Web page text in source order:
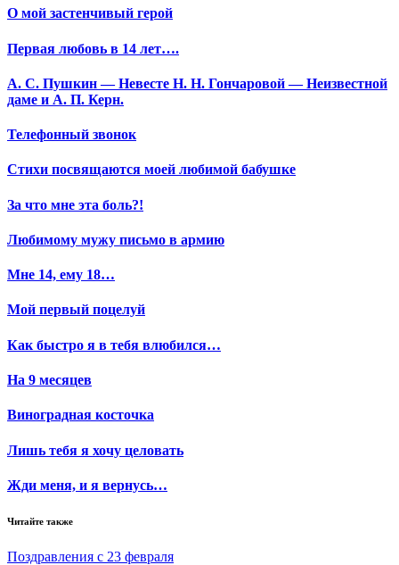
О мой застенчивый герой
Первая любовь в 14 лет….
А. С. Пушкин — Невесте Н. Н. Гончаровой — Неизвестной
даме и А. П. Керн.
Телефонный звонок
Стихи посвящаются моей любимой бабушке
За что мне эта боль?!
Любимому мужу письмо в армию
Мне 14, ему 18…
Мой первый поцелуй
Как быстро я в тебя влюбился…
На 9 месяцев
Виноградная косточка
Лишь тебя я хочу целовать
Жди меня, и я вернусь…
Читайте также
Поздравления с 23 февраля